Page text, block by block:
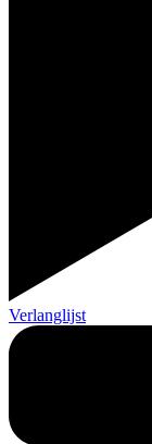
Verlanglijst